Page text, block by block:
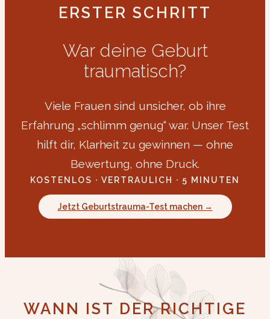
ERSTER SCHRITT
War deine Geburt
traumatisch?
Viele Frauen sind unsicher, ob ihre
Erfahrung „schlimm genug“ war. Unser Test
hilft dir, Klarheit zu gewinnen — ohne
Bewertung, ohne Druck.
KOSTENLOS · VERTRAULICH · 5 MINUTEN
Jetzt Geburtstrauma-Test machen →
WANN IST DER RICHTIGE